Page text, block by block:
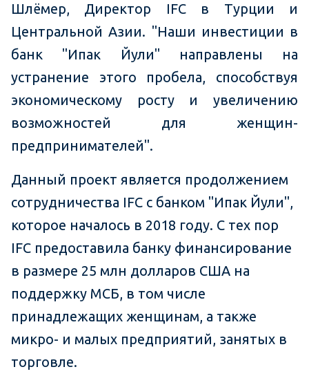
Шлёмер, Директор IFC в Турции и
Центральной Азии. "Наши инвестиции в
банк "Ипак Йули" направлены на
устранение этого пробела, способствуя
экономическому росту и увеличению
возможностей для женщин-
предпринимателей".
Данный проект является продолжением
сотрудничества IFC с банком "Ипак Йули",
которое началось в 2018 году. С тех пор
IFC предоставила банку финансирование
в размере 25 млн долларов США на
поддержку МСБ, в том числе
принадлежащих женщинам, а также
микро- и малых предприятий, занятых в
торговле.